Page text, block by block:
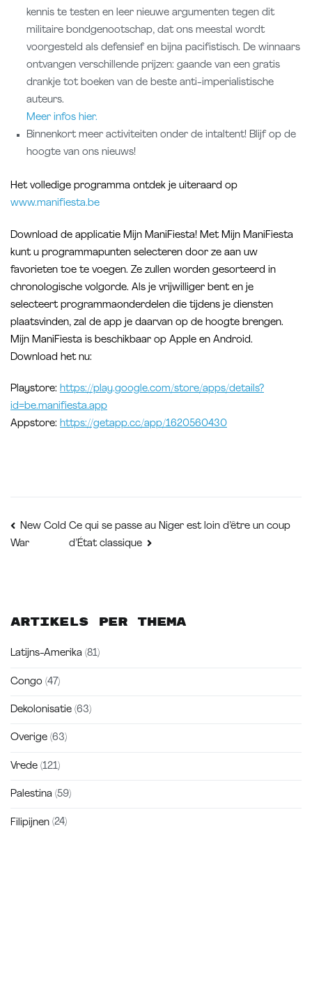
kennis te testen en leer nieuwe argumenten tegen dit
militaire bondgenootschap, dat ons meestal wordt
voorgesteld als defensief en bijna pacifistisch. De winnaars
ontvangen verschillende prijzen: gaande van een gratis
drankje tot boeken van de beste anti-imperialistische
auteurs.
Meer infos hier.
Binnenkort meer activiteiten onder de intaltent! Blijf op de
hoogte van ons nieuws!
Het volledige programma ontdek je uiteraard op
www.manifiesta.be
Download de applicatie Mijn ManiFiesta! Met Mijn ManiFiesta
kunt u programmapunten selecteren door ze aan uw
favorieten toe te voegen. Ze zullen worden gesorteerd in
chronologische volgorde. Als je vrijwilliger bent en je
selecteert programmaonderdelen die tijdens je diensten
plaatsvinden, zal de app je daarvan op de hoogte brengen.
Mijn ManiFiesta is beschikbaar op Apple en Android.
Download het nu:
Playstore: https://play.google.com/store/apps/details?
id=be.manifiesta.app
Appstore: https://getapp.cc/app/1620560430
Bericht
New Cold
War
Ce qui se passe au Niger est loin d’être un coup
d’État classique
Artikels per thema
Latijns-Amerika (81)
Congo (47)
Dekolonisatie (63)
Overige (63)
Vrede (121)
Palestina (59)
Filipijnen (24)